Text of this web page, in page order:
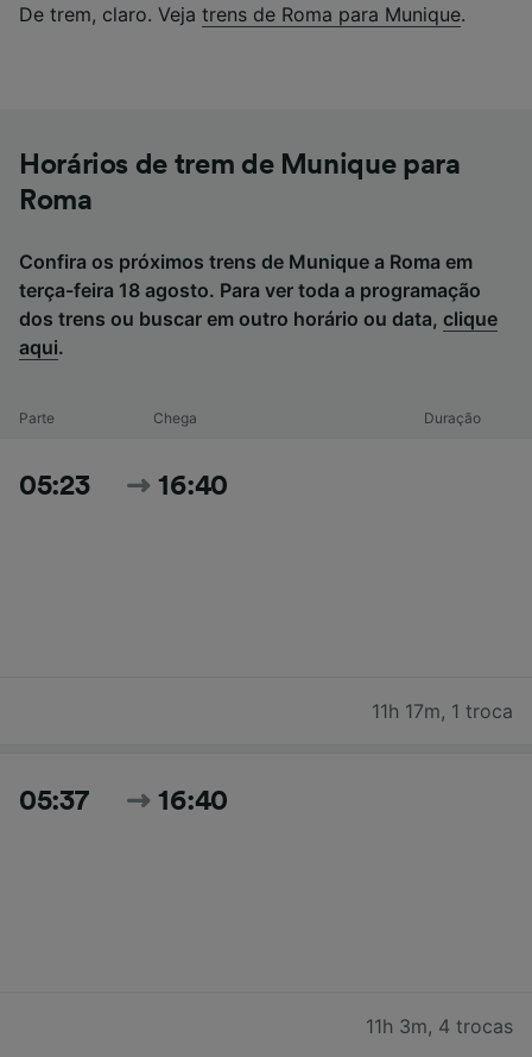
De trem, claro. Veja trens de Roma para Munique.
Horários de trem de Munique para
Roma
Confira os próximos trens de Munique a Roma em
terça-feira 18 agosto. Para ver toda a programação
dos trens ou buscar em outro horário ou data, clique
aqui.
Parte Chega Duração
05:23 16:40
11h 17m, 1 troca
05:37 16:40
11h 3m, 4 trocas